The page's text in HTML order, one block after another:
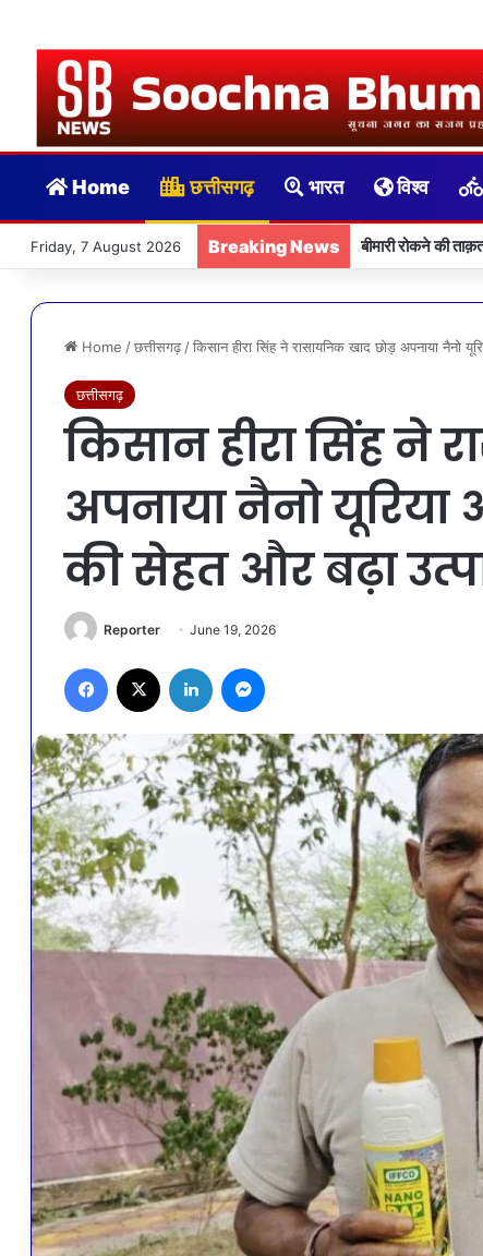
Home छत्तीसगढ़ भारत विश्व
Friday, 7 August 2026 Breaking News बीमारी रोकने की
Home / छत्तीसगढ़ / किसान हीरा सिंह ने रासायनिक खाद छोड़ अपनाया नैनो
छत्तीसगढ़
किसान हीरा सिंह ने
अपनाया नैनो यूरिया
की सेहत और बढ़ा
Reporter June 19, 2026
Facebook LinkedIn